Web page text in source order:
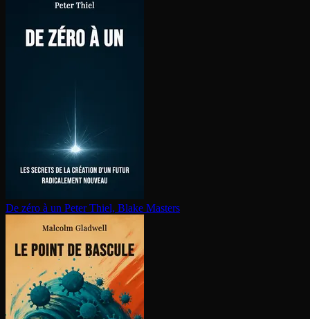
De zéro à un Peter Thiel, Blake Masters